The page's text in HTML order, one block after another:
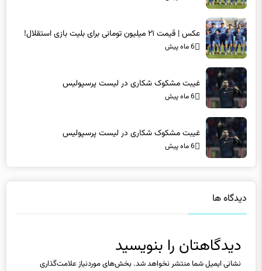
عکس | قیمت ۲۱ میلیون تومانی برای بلیت بازی استقلال!
6 ماه پیش
غیبت مشکوک شکاری در لیست پرسپولیس
6 ماه پیش
غیبت مشکوک شکاری در لیست پرسپولیس
6 ماه پیش
دیدگاه ها
دیدگاهتان را بنویسید
نشانی ایمیل شما منتشر نخواهد شد. بخش‌های موردنیاز علامت‌گذاری